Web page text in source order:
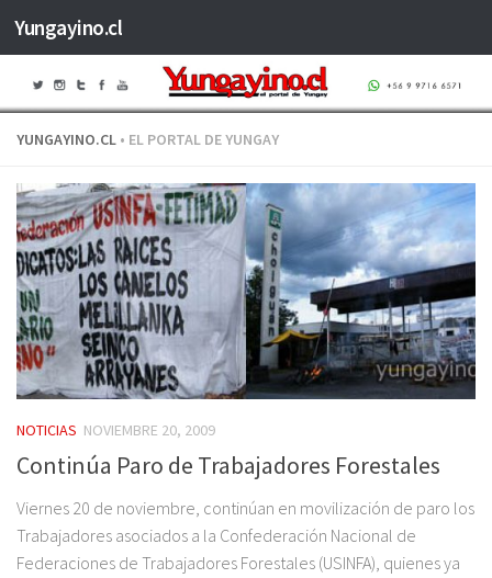
Saltar al contenido
Yungayino.cl
YUNGAYINO.CL • EL PORTAL DE YUNGAY
NOTICIAS NOVIEMBRE 20, 2009
Continúa Paro de Trabajadores Forestales
Viernes 20 de noviembre, continúan en movilización de paro los
Trabajadores asociados a la Confederación Nacional de
Federaciones de Trabajadores Forestales (USINFA), quienes ya